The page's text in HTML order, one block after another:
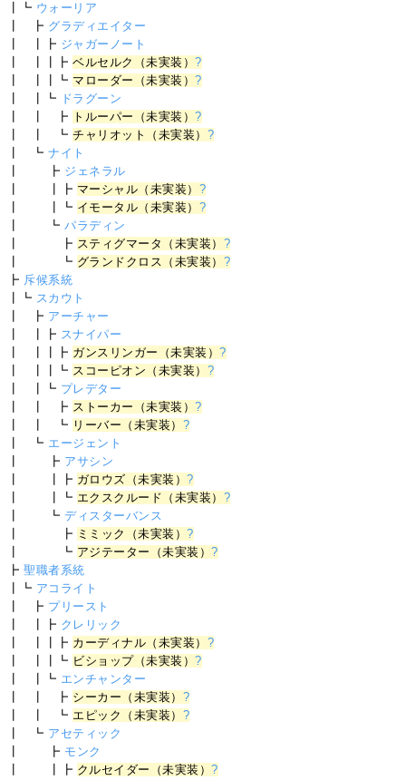
┃┗ ウォーリア
┃ ┣ グラディエイター
┃ ┃┣ ジャガーノート
┃ ┃┃┣ベルセルク（未実装）?
┃ ┃┃┗ マローダー（未実装）?
┃ ┃┗ ドラグーン
┃ ┃ ┣ トルーパー（未実装）?
┃ ┃ ┗チャリオット（未実装） ?
┃ ┗ナイト
┃ ┣ ジェネラル
┃ ┃┣ マーシャル（未実装） ?
┃ ┃┗ イモータル（未実装） ?
┃ ┗パラディン
┃ ┣ スティグマータ（未実装） ?
┃ ┗ グランドクロス（未実装） ?
┣ 斥候系統
┃┗ スカウト
┃ ┣ アーチャー
┃ ┃┣ スナイパー
┃ ┃┃┣ ガンスリンガー（未実装）?
┃ ┃┃┗ スコーピオン（未実装） ?
┃ ┃┗ プレデター
┃ ┃ ┣ ストーカー（未実装）?
┃ ┃ ┗ リーバー（未実装） ?
┃ ┗ エージェント
┃ ┣ アサシン
┃ ┃┣ ガロウズ（未実装）?
┃ ┃┗ エクスクルード（未実装） ?
┃ ┗ディスターバンス
┃ ┣ ミミック（未実装）?
┃ ┗ アジテーター（未実装）?
┣聖職者系統
┃┗ アコライト
┃ ┣ プリースト
┃ ┃┣ クレリック
┃ ┃┃┣ カーディナル（未実装） ?
┃ ┃┃┗ ビショップ（未実装）?
┃ ┃┗ エンチャンター
┃ ┃ ┣ シーカー（未実装） ?
┃ ┃ ┗ エピック（未実装） ?
┃ ┗ アセティック
┃ ┣ モンク
┃ ┃┣ クルセイダー（未実装）?